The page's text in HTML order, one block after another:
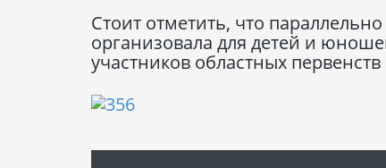
Стоит отметить, что
организовала для детей и
участников областных